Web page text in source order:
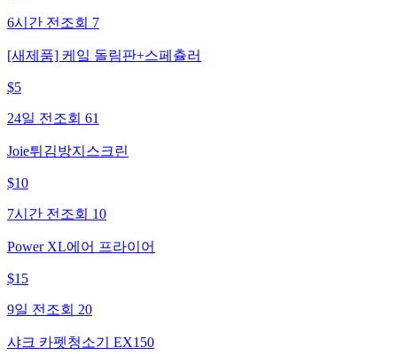
6시간 전 조회 7
[새제품] 케잌 돌림판+스페츌러
$5
24일 전 조회 61
Joie튀김방지스크린
$10
7시간 전 조회 10
Power XL에어 프라이어
$15
9일 전 조회 20
샤크 카펫청소기 EX150